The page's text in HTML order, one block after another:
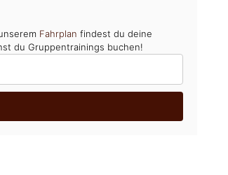
Fahrplan findest du deine
du Gruppentrainings buchen!